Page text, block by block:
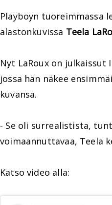
Playboyn tuoreimmassa
alastonkuvissa Teela
Nyt LaRoux on julkaissut
jossa hän näkee
kuvansa.
- Se oli surrealistista,
voimaannuttavaa, Teela
Katso video alla: